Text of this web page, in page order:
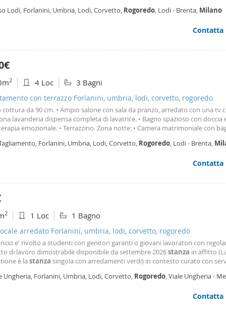
verrà consegnato
Lodi, Forlanini, Umbria, Lodi, Corvetto, Rogoredo, Lodi - Brenta, Milano
Contatta
2 4 Loc 3 Bagni
con terrazzo Forlanini, umbria, lodi, corvetto, rogoredo
cottura da 90 cm. • Ampio salone con sala da pranzo, arredato con una tv
lavanderia dispensa completa di lavatrice. • Bagno spazioso con doccia
emozionale. • Terrazzino. Zona notte: • Camera matrimoniale con
• Terrazzino. L’appartamento, classificato in classe energetica ep
Forlanini, Umbria, Lodi, Corvetto, Rogoredo, Lodi - Brenta,
Contatta
2 1 Loc 1 Bagno
arredato Forlanini, umbria, lodi, corvetto, rogoredo
e' rivolto a studenti con genitori garanti o giovani lavoratori con
di lavoro dimostrabile disponibile da settembre 2026stanza in affitto
è la stanza singola con arredamenti verdi) in contesto curato con
di 12 mq all'interno di
Ungheria, Forlanini, Umbria, Lodi, Corvetto, Rogoredo, Viale Ungheria -
Contatta